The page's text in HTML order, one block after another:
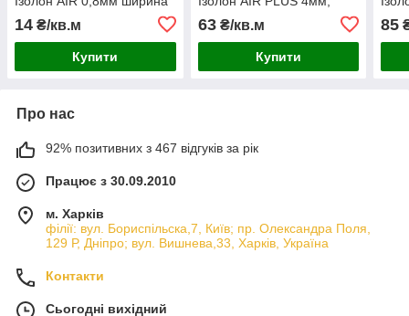
14 ₴/кв.м
Купити
ширина 1,05м підвищеної
щільності 30кг/м3
63₴/кв.м
Купити
85
Про нас
92% позитивних з 467 відгуків за рік
Працює з 30.09.2010
м. Харків
філії: вул. Бориcпільска,7, Київ; пр. Олександра Поля,
129 Р, Дніпро; вул. Вишнева,33, Харків, Україна
Контакти
Сьогодні вихідний